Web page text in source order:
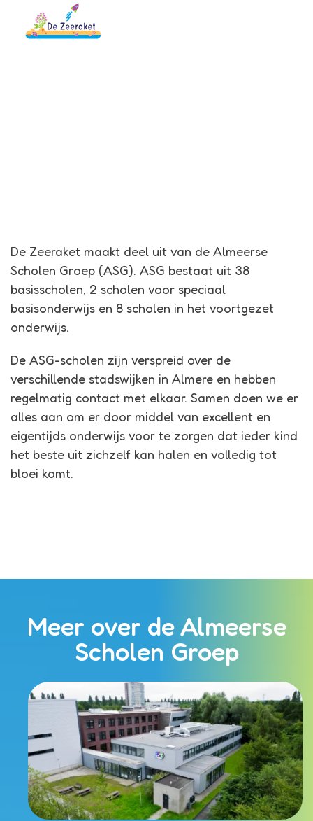
Zeeraket
Almeerse Scholen Groep
De Zeeraket maakt deel uit van de Almeerse
Scholen Groep (ASG). ASG bestaat uit 38
basisscholen, 2 scholen voor speciaal
basisonderwijs en 8 scholen in het voortgezet
onderwijs.
De ASG-scholen zijn verspreid over de
verschillende stadswijken in Almere en hebben
regelmatig contact met elkaar. Samen doen we er
alles aan om er door middel van excellent en
eigentijds onderwijs voor te zorgen dat ieder kind
het beste uit zichzelf kan halen en volledig tot
bloei komt.
Meer over de Almeerse
Scholen Groep